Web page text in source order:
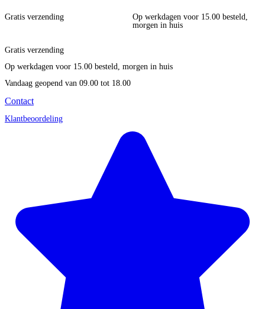
Gratis verzending
Op werkdagen voor 15.00 besteld,
morgen in huis
Gratis verzending
Op werkdagen voor 15.00 besteld, morgen in huis
Vandaag geopend van 09.00 tot 18.00
Contact
Klantbeoordeling